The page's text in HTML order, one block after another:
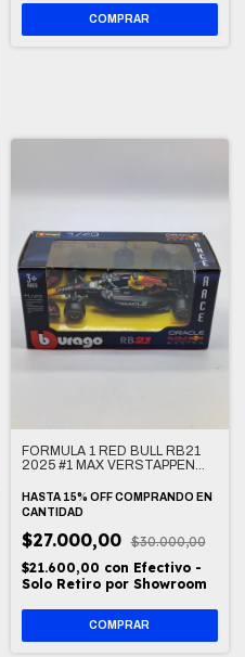
FORMULA 1 RED BULL RB21
2025 #1 MAX VERSTAPPEN
HASTA 15% OFF COMPRANDO EN
CANTIDAD
$27.000,00 $30.000,00
$21.600,00 con Efectivo -
Solo Retiro por Showroom